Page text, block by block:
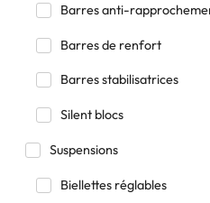
Barres anti-
Barres de renfort
Barres stabilisatrices
Silent blocs
Suspensions
Biellettes réglables